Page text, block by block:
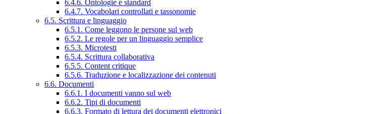
6.4.6. Ontologie e standard
6.4.7. Vocabolari controllati e tassonomie
6.5. Scrittura e linguaggio
6.5.1. Come leggono le persone sul web
6.5.2. Le regole per un linguaggio semplice
6.5.3. Microtesti
6.5.4. Scrittura collaborativa
6.5.5. Content critique
6.5.6. Traduzione e localizzazione dei contenuti
6.6. Documenti
6.6.1. I documenti vanno sul web
6.6.2. Tipi di documenti
6.6.3. Formato di lettura dei documenti elettronici